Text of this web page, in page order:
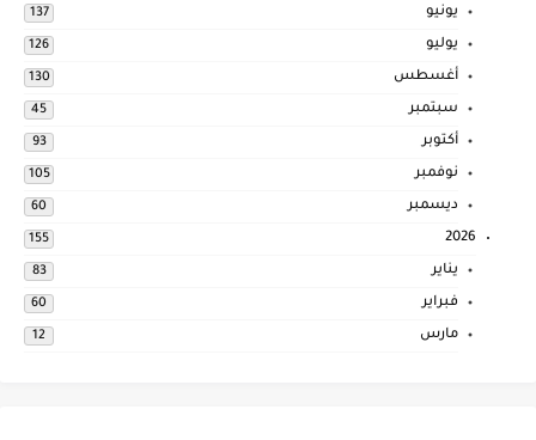
يونيو 137
يوليو 126
أغسطس 130
سبتمبر 45
أكتوبر 93
نوفمبر 105
ديسمبر 60
2026
155
يناير 83
فبراير 60
مارس 12